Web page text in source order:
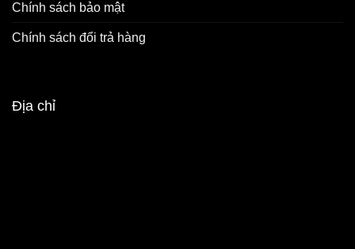
Chính sách bảo mật
Chính sách đổi trả hàng
Địa chỉ